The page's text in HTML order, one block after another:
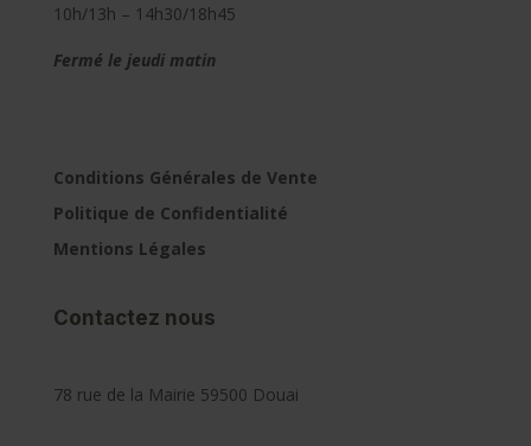
10h/13h – 14h30/18h45
Fermé le jeudi matin
Conditions Générales de Vente
Politique de Confidentialité
Mentions Légales
Contactez nous
78 rue de la Mairie 59500 Douai